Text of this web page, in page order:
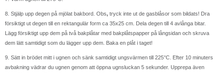
8. Stjälp upp degen på mjölat bakbord. Obs, tryck inte ut de gasblåsor som bildats! Dra
försiktigt ut degen till en rektangulär form ca 35x25 cm. Dela degen till 4 avlånga bitar.
Lägg försiktigt upp dem på två bakplåtar med bakplåtspapper på långsidan och skruva
dem lätt samtidigt som du lägger upp dem. Baka en plåt i taget!
9. Sätt in brödet mitt i ugnen och sänk samtidigt ungsvärmen till 225°C. Efter 10 minuters
avbakning vädrar du ugnen genom att öppna ugnsluckan 5 sekunder. Upprepa även